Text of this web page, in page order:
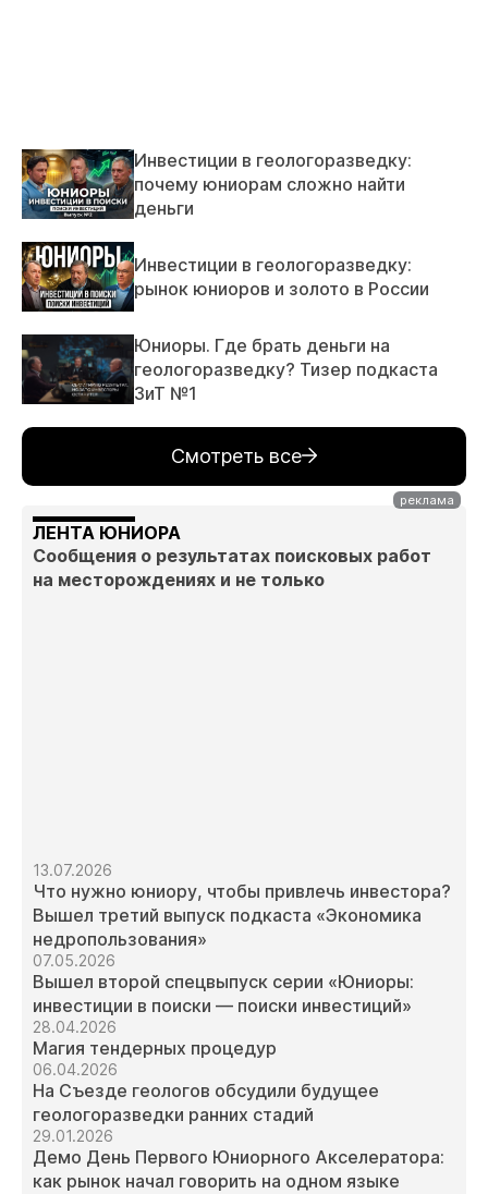
Инвестиции в геологоразведку:
почему юниорам сложно найти
деньги
Инвестиции в геологоразведку:
рынок юниоров и золото в России
Юниоры. Где брать деньги на
геологоразведку? Тизер подкаста
ЗиТ №1
Смотреть все
ЛЕНТА ЮНИОРА
Сообщения о результатах поисковых работ
на месторождениях и не только
13.07.2026
Что нужно юниору, чтобы привлечь инвестора?
Вышел третий выпуск подкаста «Экономика
недропользования»
07.05.2026
Вышел второй спецвыпуск серии «Юниоры:
инвестиции в поиски — поиски инвестиций»
28.04.2026
Магия тендерных процедур
06.04.2026
На Съезде геологов обсудили будущее
геологоразведки ранних стадий
29.01.2026
Демо День Первого Юниорного Акселератора:
как рынок начал говорить на одном языке